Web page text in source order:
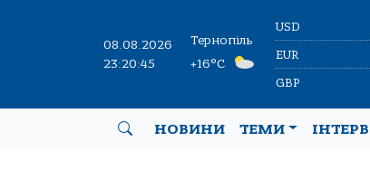
08.08.2026
23:20:46
Тернопіль
+16°C
USD
EUR
GBP
НОВИНИ ТЕМИ